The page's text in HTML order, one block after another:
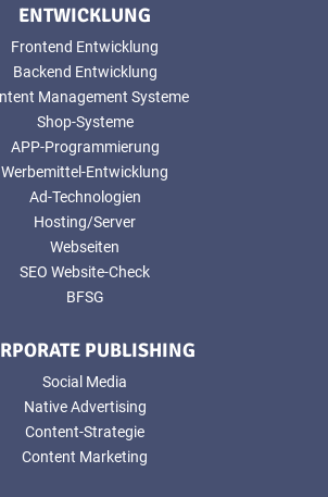
ENTWICKLUNG
Frontend Entwicklung
Backend Entwicklung
Management Systeme
Shop-Systeme
APP-Programmierung
Werbemittel-Entwicklung
Ad-Technologien
Hosting/Server
Webseiten
SEO Website-Check
BFSG
PUBLISHING
Social Media
Native Advertising
Content-Strategie
Content Marketing